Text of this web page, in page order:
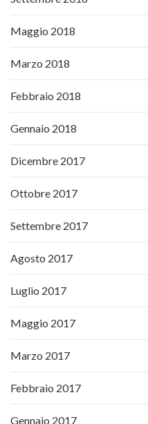
Maggio 2018
Marzo 2018
Febbraio 2018
Gennaio 2018
Dicembre 2017
Ottobre 2017
Settembre 2017
Agosto 2017
Luglio 2017
Maggio 2017
Marzo 2017
Febbraio 2017
Gennaio 2017